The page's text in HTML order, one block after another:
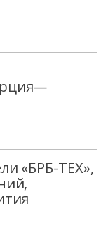
«БРБ-ТЕХ»,